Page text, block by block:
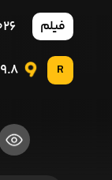
فیلم
R
9.8